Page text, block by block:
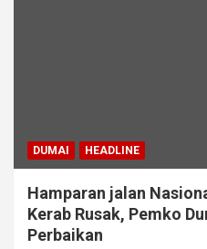
DUMAI HEADLINE
Hamparan jalan
Kerab Rusak, Pemko
Perbaikan